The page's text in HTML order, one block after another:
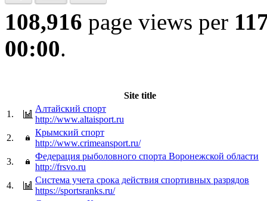
108,916 page views per
00:00.
Site title
1.
Алтайский спорт
http://www.altaisport.ru
2.
Крымский спорт
http://www.crimeansport.ru/
3.
Федерация рыболовного спорта Воронежской области
http://frsvo.ru
4.
Система учета срока действия спортивных разрядов
https://sportsranks.ru/